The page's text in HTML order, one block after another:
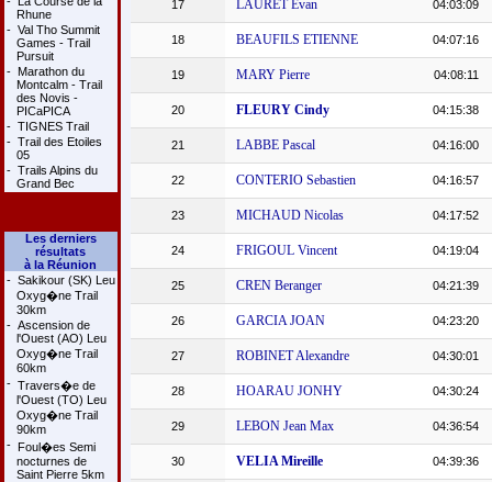
Rhune
- Val Tho Summit
Games - Trail
Pursuit
- Marathon du
Montcalm - Trail
des Novis -
PICaPICA
- TIGNES Trail
- Trail des Etoiles
05
- Trails Alpins du
Grand Bec
Les derniers
résultats
à la Réunion
- Sakikour (SK) Leu
Oxyg�ne Trail
30km
- Ascension de
l'Ouest (AO) Leu
Oxyg�ne Trail
60km
- Travers�e de
l'Ouest (TO) Leu
Oxyg�ne Trail
90km
- Foul�es Semi
nocturnes de
Saint Pierre 5km
17 LAURET Evan 04:03:09
18 BEAUFILS ETIENNE 04:07:16
19 MARY Pierre 04:08:11
20 FLEURY Cindy 04:15:38
21 LABBE Pascal 04:16:00
22 CONTERIO Sebastien 04:16:57
23 MICHAUD Nicolas 04:17:52
24 FRIGOUL Vincent 04:19:04
25 CREN Beranger 04:21:39
26 GARCIA JOAN 04:23:20
27 ROBINET Alexandre 04:30:01
28 HOARAU JONHY 04:30:24
29 LEBON Jean Max 04:36:54
30 VELIA Mireille 04:39:36